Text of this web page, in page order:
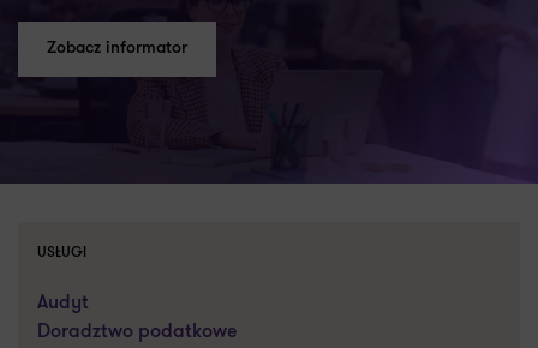
Zobacz informator
USŁUGI
Audyt
Doradztwo podatkowe